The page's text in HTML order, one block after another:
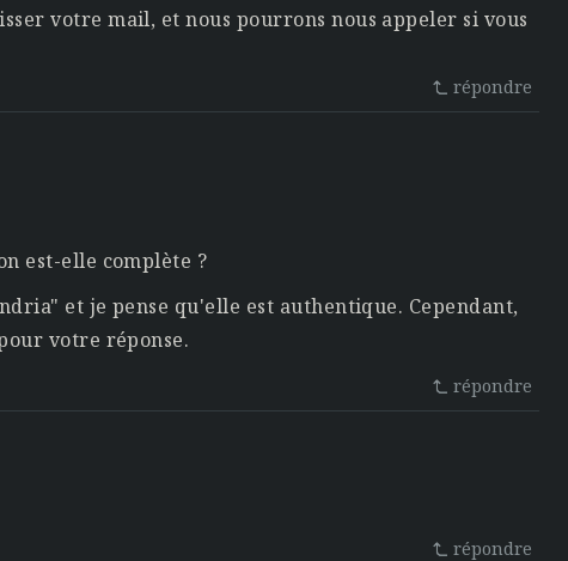
votre mail, et nous pourrons nous appeler si vous
répondre
est-elle complète ?
et je pense qu'elle est authentique. Cependant,
votre réponse.
répondre
répondre